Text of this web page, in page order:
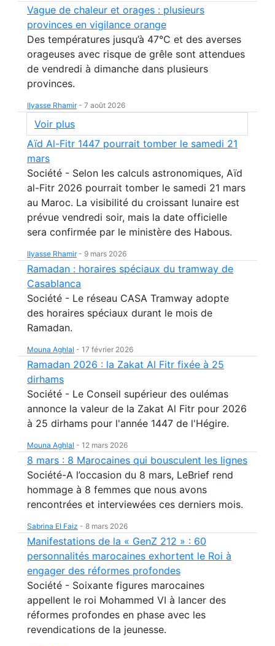
Vague de chaleur et orages : plusieurs
provinces en vigilance orange
Des températures jusqu’à 47°C et des averses
orageuses avec risque de grêle sont attendues
de vendredi à dimanche dans plusieurs
provinces.
Ilyasse Rhamir- 7 août 2026
Voir plus
Aïd Al-Fitr 1447 pourrait tomber le samedi 21
mars
Société - Selon les calculs astronomiques, Aïd
al-Fitr 2026 pourrait tomber le samedi 21 mars
au Maroc. La visibilité du croissant lunaire est
prévue vendredi soir, mais la date officielle
sera confirmée par le ministère des Habous.
Ilyasse Rhamir- 9 mars 2026
Ramadan : horaires spéciaux du tramway de
Casablanca
Société - Le réseau CASA Tramway adopte
des horaires spéciaux durant le mois de
Ramadan.
Mouna Aghlal - 17 février 2026
Ramadan 2026 : la Zakat Al Fitr fixée à 25
dirhams
Société - Le Conseil supérieur des oulémas
annonce la valeur de la Zakat Al Fitr pour 2026
à 25 dirhams pour l'année 1447 de l'Hégire.
Mouna Aghlal - 12 mars 2026
8 mars : 8 Marocaines qui bousculent les lignes
Société-A l’occasion du 8 mars, LeBrief rend
hommage à 8 femmes que nous avons
rencontrées et interviewées ces derniers mois.
Sabrina El Faiz - 8 mars 2026
Manifestations de la « GenZ 212 » : 60
personnalités marocaines exhortent le Roi à
engager des réformes profondes
Société - Soixante figures marocaines
appellent le roi Mohammed VI à lancer des
réformes profondes en phase avec les
revendications de la jeunesse.